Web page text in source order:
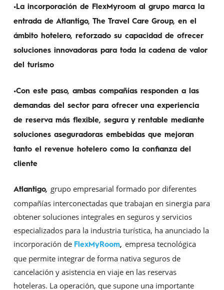
•La incorporación de FlexMyroom al grupo marca la
entrada de Atlantigo, The Travel Care Group, en el
ámbito hotelero, reforzado su capacidad de ofrecer
soluciones innovadoras para toda la cadena de valor
del turismo
•Con este paso, ambas compañías responden a las
demandas del sector para ofrecer una experiencia
de reserva más flexible, segura y rentable mediante
soluciones aseguradoras embebidas que mejoran
tanto el revenue hotelero como la confianza del
cliente
Atlantigo, grupo empresarial formado por diferentes
compañías interconectadas que trabajan en sinergia para
obtener soluciones integrales en seguros y servicios
especializados para la industria turística, ha anunciado la
incorporación de FlexMyRoom, empresa tecnológica
que permite integrar de forma nativa seguros de
cancelación y asistencia en viaje en las reservas
hoteleras. La operación, que supone una importante